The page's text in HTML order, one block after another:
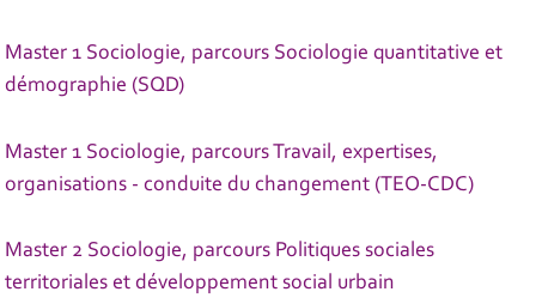
Master 1 Sociologie, parcours Sociologie quantitative et
démographie (SQD)
Master 1 Sociologie, parcours Travail, expertises,
organisations - conduite du changement (TEO-CDC)
Master 2 Sociologie, parcours Politiques sociales
territoriales et développement social urbain